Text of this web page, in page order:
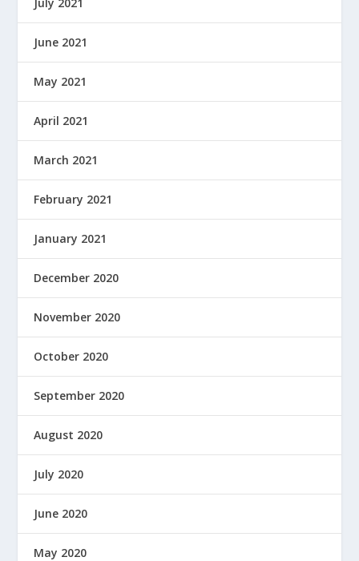
June 2021
May 2021
April 2021
March 2021
February 2021
January 2021
December 2020
November 2020
October 2020
September 2020
August 2020
July 2020
June 2020
May 2020